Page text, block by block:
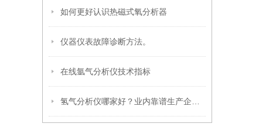
如何更好认识热磁式氧分析器
仪器仪表故障诊断方法。
在线氩气分析仪技术指标